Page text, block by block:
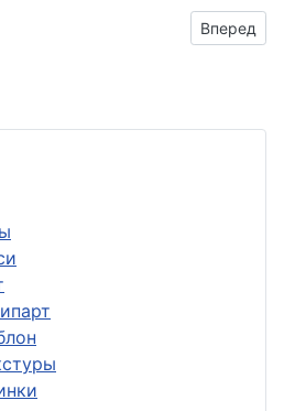
фон с Вперед